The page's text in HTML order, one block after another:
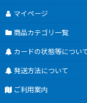
マイページ
商品カテゴリ一覧
カードの状態等につい
発送方法について
ご利用案内